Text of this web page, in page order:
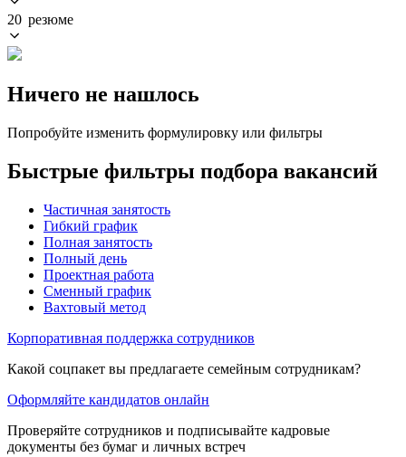
20 резюме
Ничего не нашлось
Попробуйте изменить формулировку или фильтры
Быстрые фильтры подбора вакансий
Частичная занятость
Гибкий график
Полная занятость
Полный день
Проектная работа
Сменный график
Вахтовый метод
Корпоративная поддержка сотрудников
Какой соцпакет вы предлагаете семейным сотрудникам?
Оформляйте кандидатов онлайн
Проверяйте сотрудников и подписывайте кадровые
документы без бумаг и личных встреч